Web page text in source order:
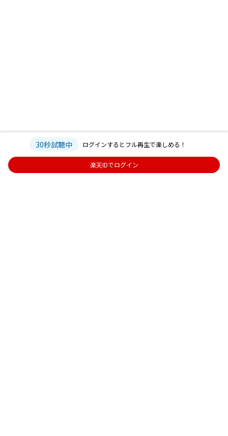
30秒試聴中 ログインするとフル再生で楽しめる！
楽天IDでログイン